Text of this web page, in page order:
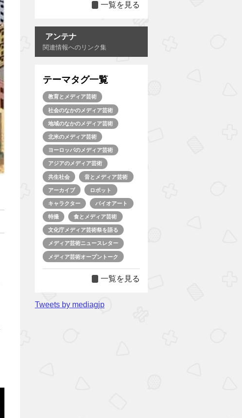
一覧を見る
アンテナ
関連情報へのリンク集
テーマタグ一覧
教育とメディア芸術
社会のなかのメディア芸術
地域のなかのメディア芸術
北米のメディア芸術
ヨーロッパのメディア芸術
アジアのメディア芸術
共生社会 音とメディア芸術
アーカイブ ロボット
キャラクター バイオアート
特撮 食とメディア芸術
文化庁メディア芸術祭を語る
メディア芸術ニュースレター
メディア芸術オープントーク
一覧を見る
Tweets by mediagjp